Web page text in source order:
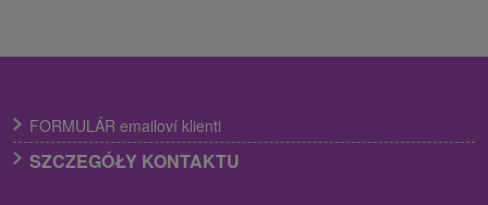
FORMULÁR emailoví klienti
SZCZEGÓŁY KONTAKTU